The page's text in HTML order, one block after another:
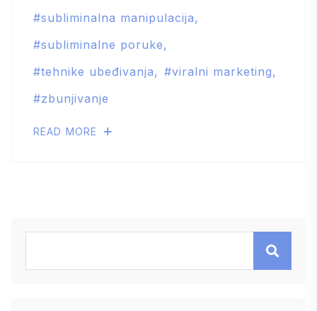
subliminalna manipulacija
subliminalne poruke
tehnike ubeđivanja
viralni marketing
zbunjivanje
READ MORE